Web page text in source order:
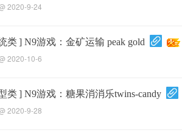
2020-9-24
类] N9游戏：金矿运输 peak gold
2020-10-6
类] N9游戏：糖果消消乐twins-candy
2020-9-28